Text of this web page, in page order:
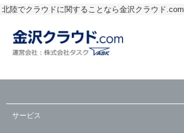
北陸でクラウドに関することなら金沢クラウド.com
サービス